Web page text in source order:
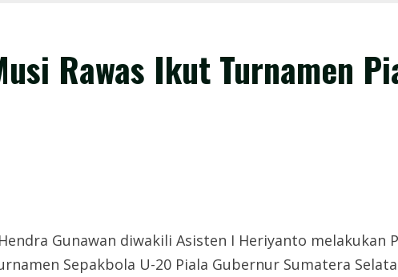
Rawas Ikut Turnamen
Gunawan diwakili Asisten I Heriyanto melakukan
Sepakbola U-20 Piala Gubernur Sumatera